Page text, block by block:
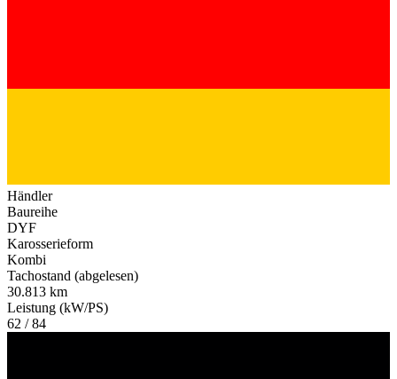
Händler
Baureihe
DYF
Karosserieform
Kombi
Tachostand (abgelesen)
30.813 km
Leistung (kW/PS)
62 / 84